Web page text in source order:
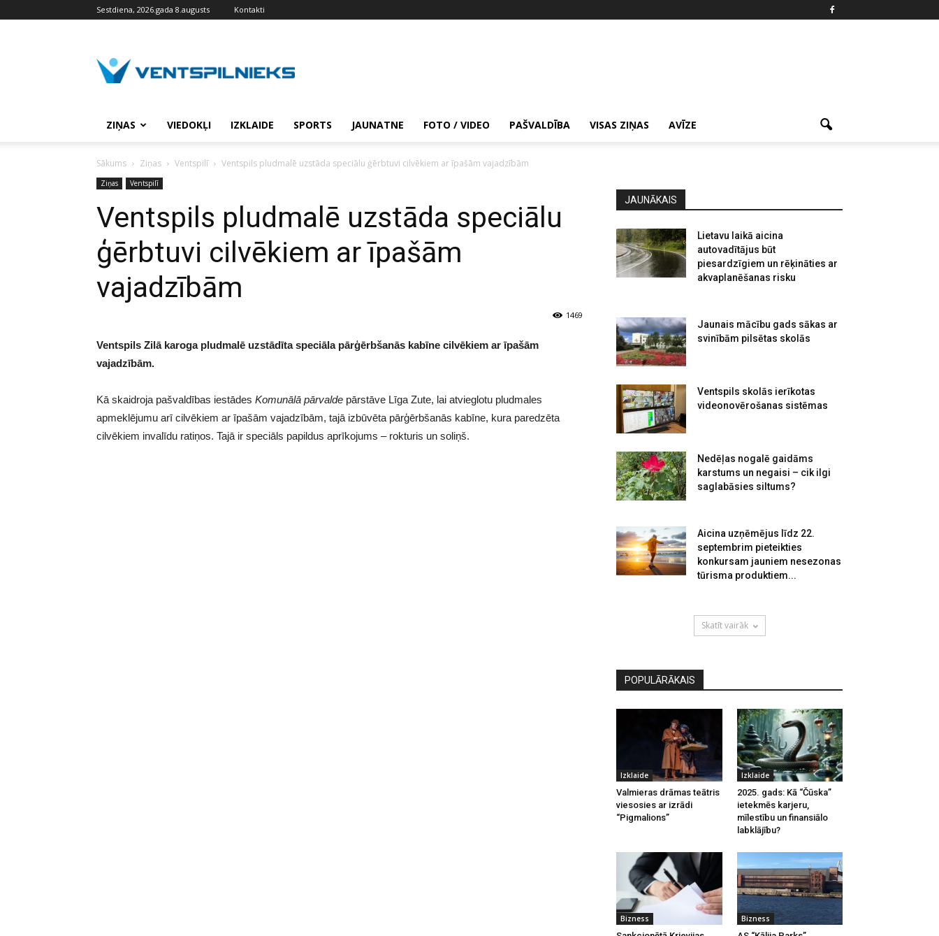
Sestdiena, 2026.gada 8.augusts Kontakti
ZIŅAS VIEDOKĻI IZKLAIDE SPORTS JAUNATNE FOTO / VIDEO PAŠVALDĪBA VISAS ZIŅAS AVĪZE
Sākums Ziņas Ventspilī Ventspils pludmalē uzstāda speciālu ģērbtuvi cilvēkiem ar īpašām vajadzībām
Ziņas Ventspilī
Ventspils pludmalē uzstāda speciālu
ģērbtuvi cilvēkiem ar īpašām
vajadzībām
1469
Ventspils Zilā karoga pludmalē uzstādīta speciāla pārģērbšanās kabīne cilvēkiem ar īpašām
vajadzībām.
Kā skaidroja pašvaldības iestādes Komunālā pārvalde pārstāve Līga Zute, lai atvieglotu pludmales
apmeklējumu arī cilvēkiem ar īpašām vajadzībām, tajā izbūvēta pārģērbšanās kabīne, kura paredzēta
cilvēkiem invalīdu ratiņos. Tajā ir speciāls papildus aprīkojums – rokturis un soliņš.
JAUNĀKAIS
Lietavu laikā aicina
autovadītājus būt
piesardzīgiem un rēķināties ar
akvaplanēšanas risku
Jaunais mācību gads sākas ar
svinībām pilsētas skolās
Ventspils skolās ierīkotas
videonovērošanas sistēmas
Nedēļas nogalē gaidāms
karstums un negaisi – cik ilgi
saglabāsies siltums?
Aicina uzņēmējus līdz 22.
septembrim pieteikties
konkursam jauniem nesezonas
tūrisma produktiem...
Skatīt vairāk
POPULĀRĀKAIS
Izklaide
Valmieras drāmas teātris
viesosies ar izrādi
“Pigmalions”
Izklaide
2025. gads: Kā “Čūska”
ietekmēs karjeru,
mīlestību un finansiālo
labklājību?
Bizness Bizness